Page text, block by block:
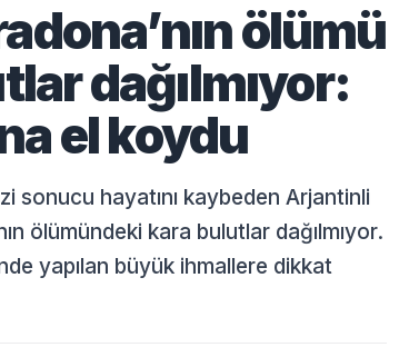
ölümü
dağılmıyor:
el koydu
sonucu hayatını kaybeden Arjantinli
ölümündeki kara bulutlar dağılmıyor.
yapılan büyük ihmallere dikkat